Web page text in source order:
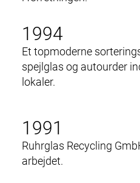
1994
Et topmoderne s
spejlglas og autourder
lokaler.
1991
Ruhrglas Recycling
arbejdet.